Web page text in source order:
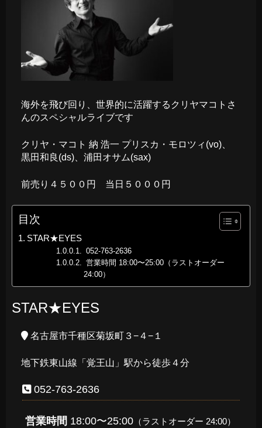
海外を飛び回り、世界的に活躍するクリヤマコトさ
んのスペシャルライブです
クリヤ・マコト 納 浩一 プリスカ・モロツィ(vo)、
黒田和良(ds)、浦田オサム(sax)
前売り４５００円 当日５０００円
目次
STAR★EYES
052-763-2636
営業時間 18:00〜25:00（ラストオーダー
24:00）
STAR★EYES
名古屋市千種区菊坂町３−４−１
地下鉄東山線「覚王山」駅から徒歩４分
052-763-2636
営業時間 18:00〜25:00（ラストオーダー 24:00）